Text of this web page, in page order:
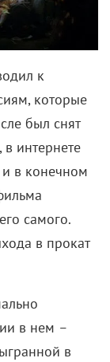
к
которые
был снят
, в интернете
в конечном
самого.
в прокат
в нем –
в